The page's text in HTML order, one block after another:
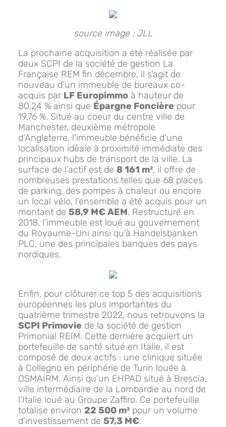
source image : JLL
La prochaine acquisition a été réalisée par
deux SCPI de la société de gestion La
Française REM fin décembre, il s’agit de
nouveau d’un immeuble de bureaux co-
acquis par LF Europimmo à hauteur de
80,24 % ainsi que Épargne Foncière pour
19,76 %. Situé au coeur du centre ville de
Manchester, deuxième métropole
d’Angleterre, l’immeuble bénéficie d’une
localisation idéale à proximité immédiate des
principaux hubs de transport de la ville. La
surface de l’actif est de 8 161 m², il offre de
nombreuses prestations telles que 68 places
de parking, des pompes à chaleur ou encore
un local vélo, l’ensemble a été acquis pour un
montant de 58,9 M€ AEM. Restructuré en
2018, l’immeuble est loué au gouvernement
du Royaume-Uni ainsi qu’à Handelsbanken
PLC, une des principales banques des pays
nordiques.
Enfin, pour clôturer ce top 5 des acquisitions
européennes les plus importantes du
quatrième trimestre 2022, nous retrouvons la
SCPI Primovie de la société de gestion
Primonial REIM. Cette dernière acquiert un
portefeuille de santé situé en Italie, il est
composé de deux actifs : une clinique située
à Collegno en périphérie de Turin louée à
OSMAIRM. Ainsi qu’un EHPAD situé à Brescia,
ville intermédiaire de la Lombardie au nord de
l’Italie loué au Groupe Zaffiro. Ce portefeuille
totalise environ 22 500 m² pour un volume
d’investissement de 57,3 M€.